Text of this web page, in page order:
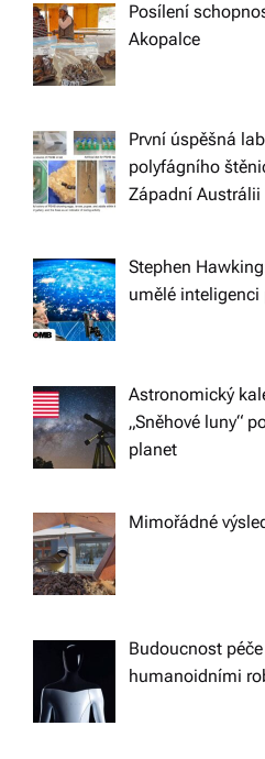
i
g
a
t
i
o
n
Posílení
Akopalce
První úspěšná
polyfágního
Západní Austrálii
Stephen
umělé inteligenci
Astronomický
„Sněhové luny“
planet
Mimořádné
Budoucnost
humanoidními